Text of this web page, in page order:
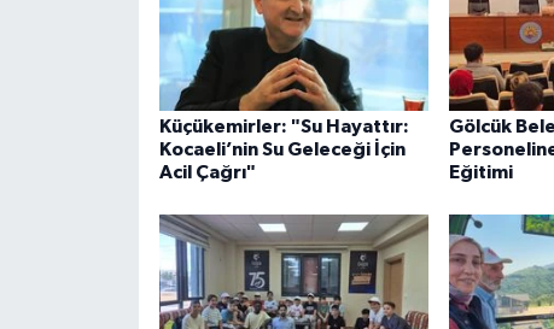
Küçükemirler: "Su Hayattır:
Kocaeli’nin Su Geleceği İçin
Acil Çağrı"
Gölcük
Eğitimi